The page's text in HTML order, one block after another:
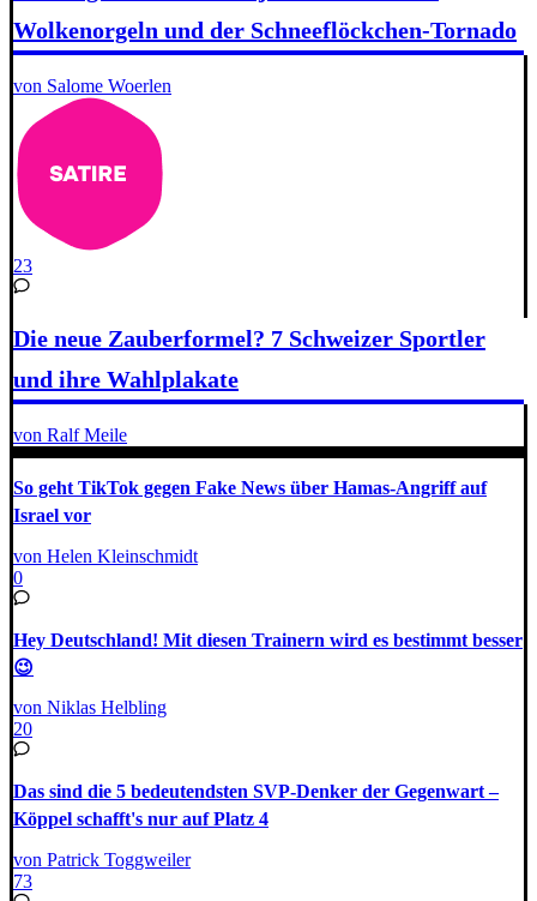
Wolkenorgeln und der Schneeflöckchen-Tornado
von Salome Woerlen
23
Die neue Zauberformel? 7 Schweizer Sportler
und ihre Wahlplakate
von Ralf Meile
So geht TikTok gegen Fake News über Hamas-Angriff auf
Israel vor
von Helen Kleinschmidt
0
Hey Deutschland! Mit diesen Trainern wird es bestimmt besser
😉
von Niklas Helbling
20
Das sind die 5 bedeutendsten SVP-Denker der Gegenwart –
Köppel schafft's nur auf Platz 4
von Patrick Toggweiler
73